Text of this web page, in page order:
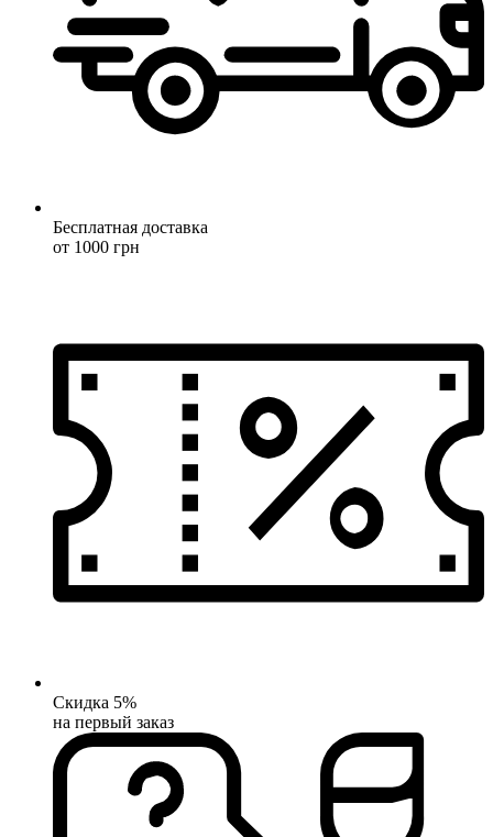
Бесплатная доставка
от 1000 грн
Скидка 5%
на первый заказ